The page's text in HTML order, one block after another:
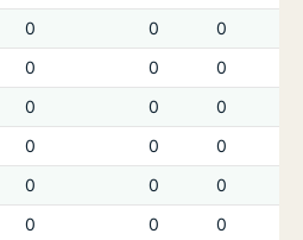
0 0
0
0 0
0
0 0
0
0 0
0
0 0
0
0 0
0